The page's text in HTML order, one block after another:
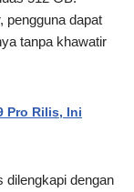
pengguna dapat
tanpa khawatir
Pro Rilis, Ini
dilengkapi dengan